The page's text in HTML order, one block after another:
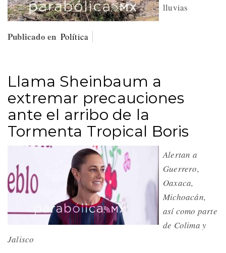
lluvias
Publicado en Política
Llama Sheinbaum a
extremar precauciones
ante el arribo de la
Tormenta Tropical Boris
Alertan a
Guerrero,
Oaxaca,
Michoacán,
así como parte
de Colima y
Jalisco